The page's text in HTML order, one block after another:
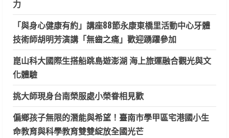
力
「與身心健康有約」講座88節永康東橋里活動中心牙體
技術師胡明芳演講「無齒之痛」歡迎踴躍參加
崑山科大國際生搭船跳島遊澎湖 海上旅運融合觀光與文
化體驗
挑大師現身台南榮服處小榮眷相見歡
偏鄉孩子無限的潛能與希望！臺南市學甲區宅港國小生
命教育與科學教育雙雙綻放全國光芒